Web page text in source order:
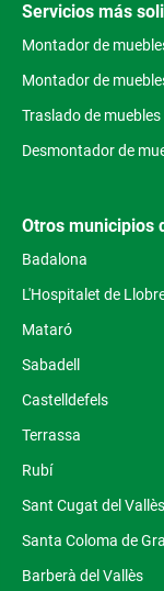
Servicios más
Montador de
Montador de
Traslado de muebles
Desmontador de
Otros municipios
Badalona
L'Hospitalet de
Mataró
Sabadell
Castelldefels
Terrassa
Rubí
Sant Cugat del Vallès
Santa Coloma de
Barberà del Vallès